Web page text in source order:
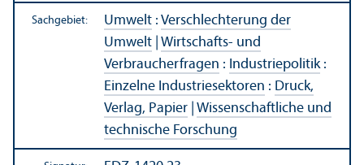
Sachgebiet: Umwelt : Verschlechterung der
Umwelt Wirtschafts- und
Verbraucherfragen : Industriepolitik:
Einzelne Industriesektoren : Druck,
Verlag, Papier Wissenschaft­liche und
technische Forschung